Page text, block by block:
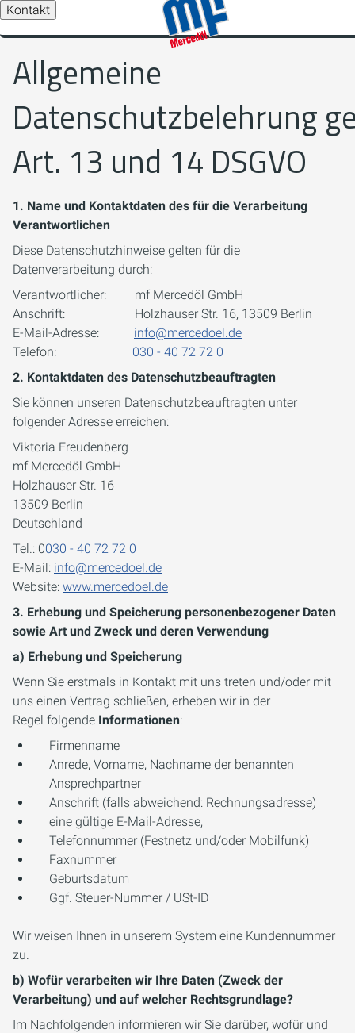
Kontakt
Allgemeine
Datenschutzbelehrung
Art. 13 und 14 DSGVO
1. Name und Kontaktdaten des für die Verarbeitung
Verantwortlichen
Diese Datenschutzhinweise gelten für die
Datenverarbeitung durch:
Verantwortlicher: mf Mercedöl GmbH
Anschrift: Holzhauser Str. 16, 13509 Berlin
E-Mail-Adresse: info@mercedoel.de
Telefon: 030 - 40 72 72 0
2. Kontaktdaten des Datenschutzbeauftragten
Sie können unseren Datenschutzbeauftragten unter
folgender Adresse erreichen:
Viktoria Freudenberg
mf Mercedöl GmbH
Holzhauser Str. 16
13509 Berlin
Deutschland
Tel.: 0030 - 40 72 72 0
E-Mail: info@mercedoel.de
Website: www.mercedoel.de
3. Erhebung und Speicherung personenbezogener Daten
sowie Art und Zweck und deren Verwendung
a) Erhebung und Speicherung
Wenn Sie erstmals in Kontakt mit uns treten und/oder mit
uns einen Vertrag schließen, erheben wir in der
Regel folgende Informationen:
Firmenname
Anrede, Vorname, Nachname der benannten
Ansprechpartner
Anschrift (falls abweichend: Rechnungsadresse)
eine gültige E-Mail-Adresse,
Telefonnummer (Festnetz und/oder Mobilfunk)
Faxnummer
Geburtsdatum
Ggf. Steuer-Nummer / USt-ID
Wir weisen Ihnen in unserem System eine Kundennummer
zu.
b) Wofür verarbeiten wir Ihre Daten (Zweck der
Verarbeitung) und auf welcher Rechtsgrundlage?
Im Nachfolgenden informieren wir Sie darüber, wofür und